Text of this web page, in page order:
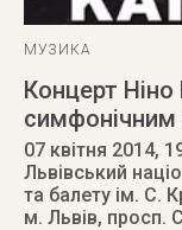
МУЗИКА
Концерт
07 квітня 2014,
Львівський
та балету ім. С.
м. Львів, просп.